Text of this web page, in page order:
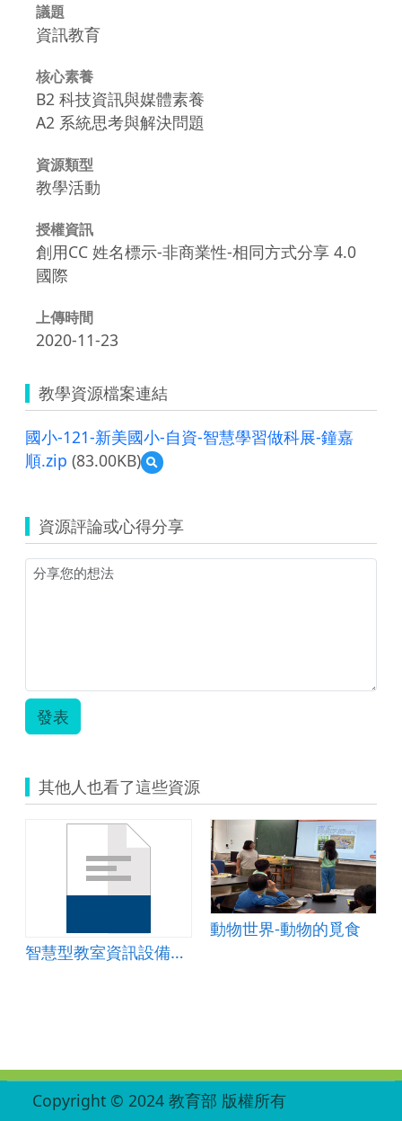
議題
資訊教育
核心素養
B2 科技資訊與媒體素養
A2 系統思考與解決問題
資源類型
教學活動
授權資訊
創用CC 姓名標示-非商業性-相同方式分享 4.0
國際
上傳時間
2020-11-23
教學資源檔案連結
國小-121-新美國小-自資-智慧學習做科展-鐘嘉
順.zip (83.00KB)
預
覽
新
美
國
順.zip
資源評論或心得分享
發表
其他人也看了這些資源
智慧型教室資訊設備融入語文教學「建築界的長頸鹿」-螺陽國小
動物世界-動物的覓食
Copyright © 2024 教育部 版權所有